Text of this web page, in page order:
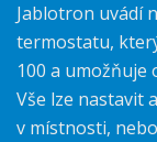
Jablotron uvádí
termostatu,
100 a umožňuje
Vše lze nastavit
v místnosti,